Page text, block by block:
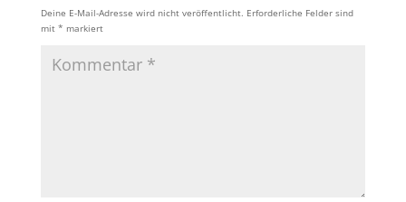
Deine E-Mail-Adresse wird nicht veröffentlicht. Erforderliche Felder sind
mit * markiert